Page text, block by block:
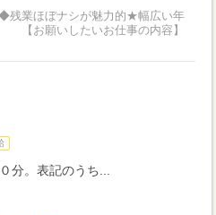
残業ほぼナシが魅力的★幅広い年
【お願いしたいお仕事の内容】
分。表記のうち...